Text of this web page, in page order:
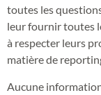
toutes les
leur fournir toutes
à respecter leurs
matière de
Aucune